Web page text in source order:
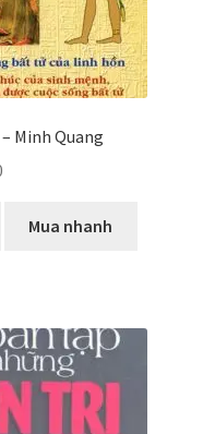
Minh Quang
Mua nhanh